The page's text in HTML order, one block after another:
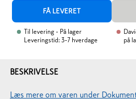
FÅ LEVERET
Til levering - På lager
Leveringstid: 3-7 hverdage
på
BESKRIVELSE
Læs mere om varen under